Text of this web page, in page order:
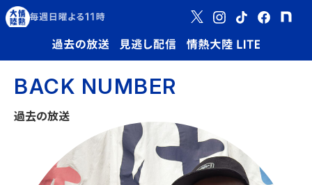
BACK NUMBER
過去の放送